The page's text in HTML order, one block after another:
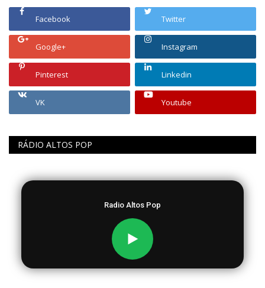
Facebook Twitter
Google+ Instagram
Pinterest Linkedin
VK Youtube
RÁDIO ALTOS POP
Radio Altos Pop